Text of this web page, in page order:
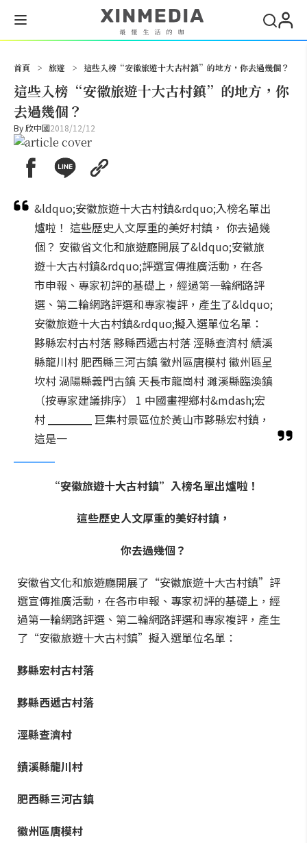
首頁 > 旅遊 > 這些入榜“安徽旅遊十大古村鎮”的地方，你去過幾個？
這些入榜“安徽旅遊十大古村鎮”的地方，你
去過幾個？
By欣中國2018/12/12
&ldquo;安徽旅遊十大古村鎮&rdquo;入榜名單出
爐啦！ 這些歷史人文厚重的美好村鎮， 你去過幾
個？ 安徽省文化和旅遊廳開展了&ldquo;安徽旅
遊十大古村鎮&rdquo;評選宣傳推廣活動，在各
市申報、專家初評的基礎上，經過第一輪網路評
選、第二輪網路評選和專家複評，產生了&ldquo;
安徽旅遊十大古村鎮&rdquo;擬入選單位名單：
黟縣宏村古村落 黟縣西遞古村落 涇縣查濟村 績溪
縣龍川村 肥西縣三河古鎮 徽州區唐模村 徽州區呈
坎村 渦陽縣義門古鎮 天長市龍崗村 濉溪縣臨渙鎮
（按專家建議排序） 1 中國畫裡鄉村&mdash;宏
村 ▁▁▁▁ 巨集村景區位於黃山市黟縣宏村鎮，
這是一
“安徽旅遊十大古村鎮”入榜名單出爐啦！
這些歷史人文厚重的美好村鎮，
你去過幾個？
安徽省文化和旅遊廳開展了“安徽旅遊十大古村鎮”評
選宣傳推廣活動，在各市申報、專家初評的基礎上，經
過第一輪網路評選、第二輪網路評選和專家複評，產生
了“安徽旅遊十大古村鎮”擬入選單位名單：
黟縣宏村古村落
黟縣西遞古村落
涇縣查濟村
績溪縣龍川村
肥西縣三河古鎮
徽州區唐模村